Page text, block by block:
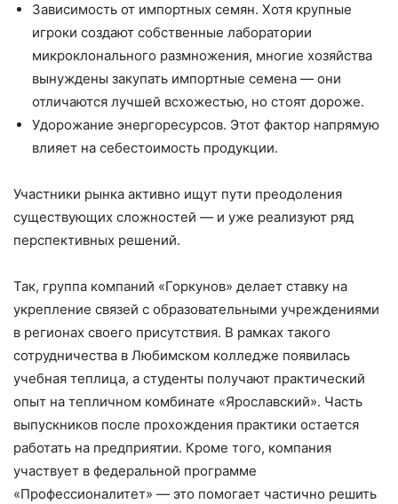
Зависимость от импортных семян. Хотя крупные
игроки создают собственные лаборатории
микроклонального размножения, многие хозяйства
вынуждены закупать импортные семена — они
отличаются лучшей всхожестью, но стоят дороже.
Удорожание энергоресурсов. Этот фактор напрямую
влияет на себестоимость продукции.
Участники рынка активно ищут пути преодоления
существующих сложностей — и уже реализуют ряд
перспективных решений.
Так, группа компаний «Горкунов» делает ставку на
укрепление связей с образовательными учреждениями
в регионах своего присутствия. В рамках такого
сотрудничества в Любимском колледже появилась
учебная теплица, а студенты получают практический
опыт на тепличном комбинате «Ярославский». Часть
выпускников после прохождения практики остается
работать на предприятии. Кроме того, компания
участвует в федеральной программе
«Профессионалитет» — это помогает частично решить